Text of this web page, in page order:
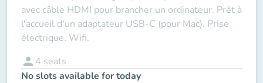
avec câble HDMI pour brancher un ordinateur. Prêt à
l'accueil d'un adaptateur USB-C (pour Mac). Prise
électrique, Wifi.
person 4 seats
No slots available for today